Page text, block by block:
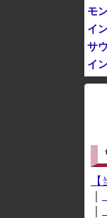
モ
イ
サ
イ
【
※ア